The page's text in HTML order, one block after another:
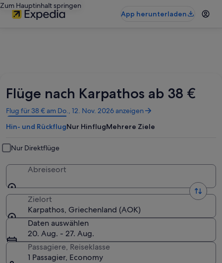
Zum Hauptinhalt springen
App herunterladen
Flüge nach Karpathos ab 38 €
Flug für 38 € am Do., 12. Nov. 2026 anzeigen
Wird
in
einem
Fenster
geöffnet
Hin- und RückflugNur HinflugMehrere Ziele
Nur Direktflüge
Abreiseort
Zielort
Karpathos, Griechenland (AOK)
Daten auswählen
20. Aug. - 27. Aug.
Passagiere, Reiseklasse
1 Passagier, Economy